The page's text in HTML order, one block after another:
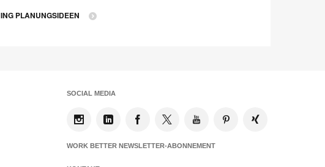
PLANUNGSIDEEN
SOCIAL MEDIA
WORK BETTER NEWSLETTER-ABONNEMENT